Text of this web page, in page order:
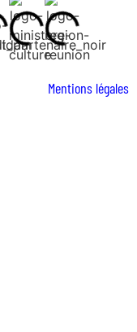
Mentions légales